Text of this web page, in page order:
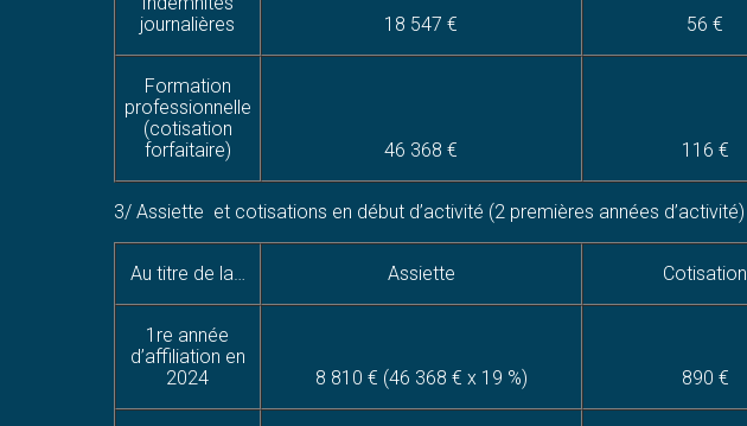
journalières
18 547 € 56 €
Formation
professionnelle
(cotisation
forfaitaire)
46 368 € 116 €
3/ Assiette et cotisations en début d’activité (2 premières années d’activité)
Au titre de la… Assiette Cotisation
1re année
d’affiliation en
2024
8 810 € (46 368 € x 19 %) 890 €